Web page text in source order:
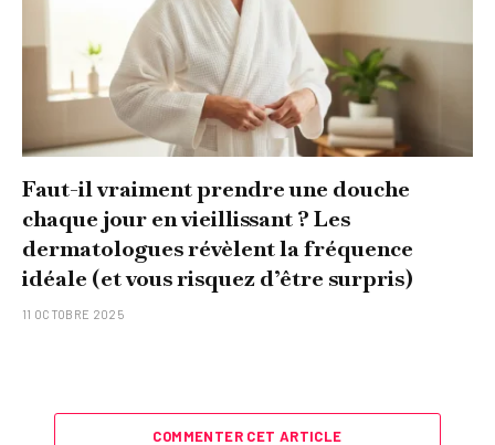
Faut-il vraiment prendre une douche
chaque jour en vieillissant ? Les
dermatologues révèlent la fréquence
idéale (et vous risquez d’être surpris)
11 OCTOBRE 2025
COMMENTER CET ARTICLE